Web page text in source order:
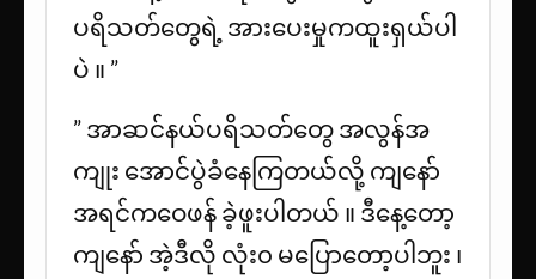
ပရိသတ်တွေရဲ့ အားပေးမှုကထူးရှယ်ပါ
ပဲ ။ ”
” အာဆင်နယ်ပရိသတ်‌တွေ အလွန်အ
ကျုး အောင်ပွဲခံနေကြတယ်လို့ ကျနော်
အရင်ကဝေဖန် ခဲ့ဖူးပါတယ် ။ ဒီနေ့တော့
ကျနော် အဲ့ဒီလို လုံး၀ ‌မပြောတော့ပါဘူး ၊